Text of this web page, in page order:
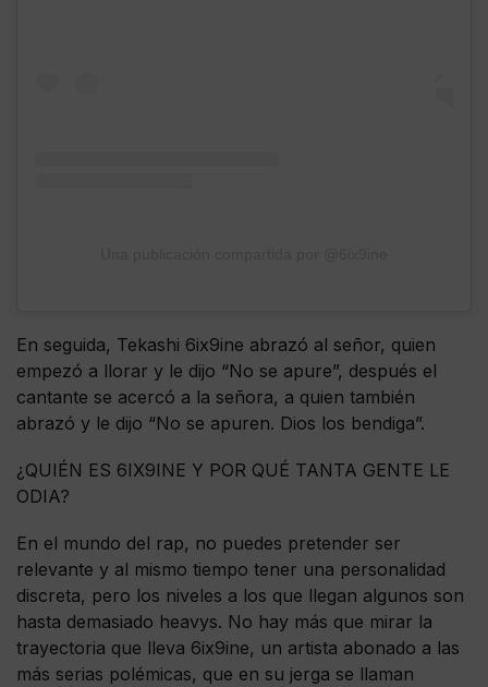
En seguida, Tekashi 6ix9ine abrazó al señor, quien
empezó a llorar y le dijo “No se apure”, después el
cantante se acercó a la señora, a quien también
abrazó y le dijo “No se apuren. Dios los bendiga”.
¿QUIÉN ES 6IX9INE Y POR QUÉ TANTA GENTE LE
ODIA?
En el mundo del rap, no puedes pretender ser
relevante y al mismo tiempo tener una personalidad
discreta, pero los niveles a los que llegan algunos son
hasta demasiado heavys. No hay más que mirar la
trayectoria que lleva 6ix9ine, un artista abonado a las
más serias polémicas, que en su jerga se llaman